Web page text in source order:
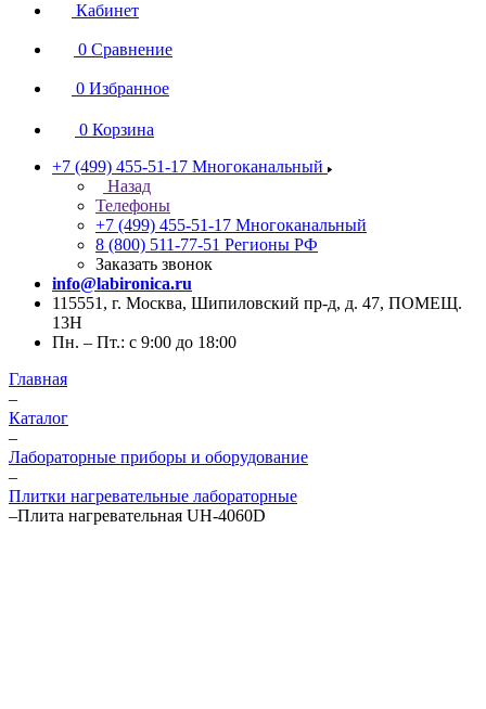
Кабинет
0 Сравнение
0 Избранное
0 Корзина
+7 (499) 455-51-17 Многоканальный
Назад
Телефоны
+7 (499) 455-51-17 Многоканальный
8 (800) 511-77-51 Регионы РФ
Заказать звонок
info@labironica.ru
115551, г. Москва, Шипиловский пр-д, д. 47, ПОМЕЩ.
13Н
Пн. – Пт.: с 9:00 до 18:00
Главная
–
Каталог
–
Лабораторные приборы и оборудование
–
Плитки нагревательные лабораторные
–Плита нагревательная UH-4060D